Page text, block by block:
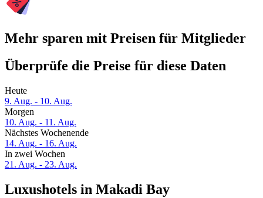
Mehr sparen mit Preisen für Mitglieder
Überprüfe die Preise für diese Daten
Heute
9. Aug. - 10. Aug.
Morgen
10. Aug. - 11. Aug.
Nächstes Wochenende
14. Aug. - 16. Aug.
In zwei Wochen
21. Aug. - 23. Aug.
Luxushotels in Makadi Bay